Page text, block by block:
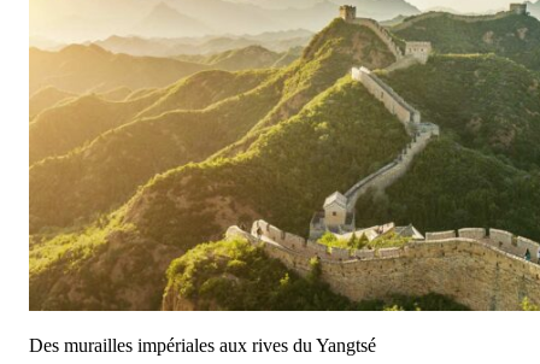
Des murailles impériales aux rives du Yangtsé